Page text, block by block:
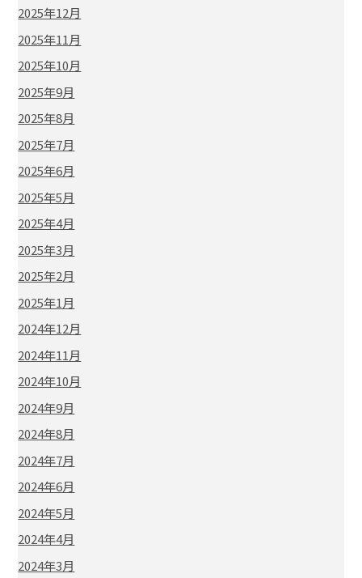
2025年12月
2025年11月
2025年10月
2025年9月
2025年8月
2025年7月
2025年6月
2025年5月
2025年4月
2025年3月
2025年2月
2025年1月
2024年12月
2024年11月
2024年10月
2024年9月
2024年8月
2024年7月
2024年6月
2024年5月
2024年4月
2024年3月